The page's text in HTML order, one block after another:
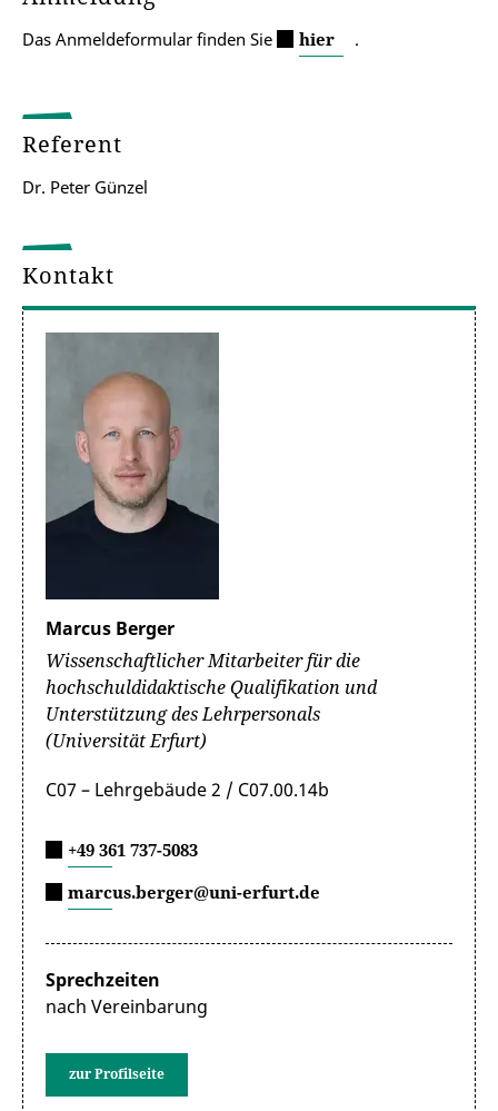
Das Anmeldeformular finden Sie hier .
Referent
Dr. Peter Günzel
Kontakt
Marcus Berger
Wissenschaftlicher Mitarbeiter für die
hochschuldidaktische Qualifikation und
Unterstützung des Lehrpersonals
(Universität Erfurt)
C07 – Lehrgebäude 2 / C07.00.14b
+49 361 737-5083
marcus.berger@uni-erfurt.de
Sprechzeiten
nach Vereinbarung
zur Profilseite